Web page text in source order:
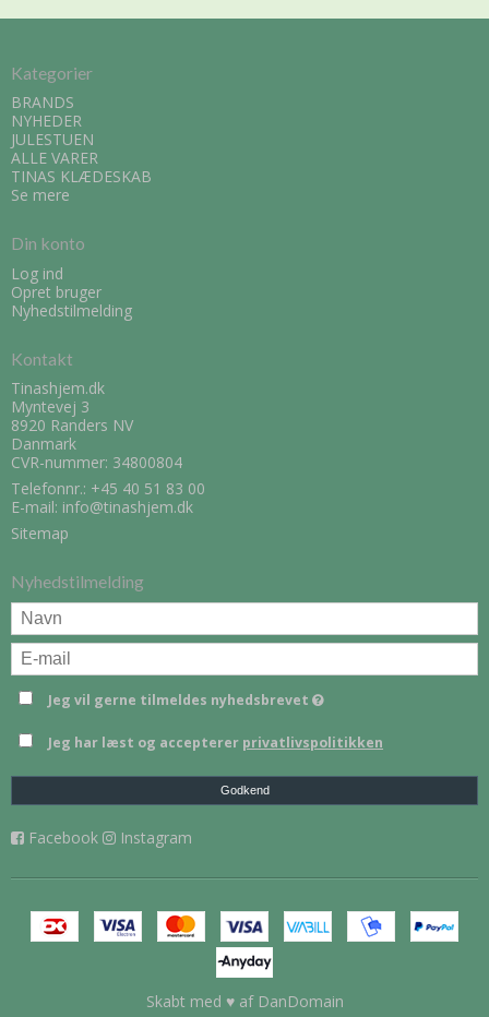
Kategorier
BRANDS
NYHEDER
JULESTUEN
ALLE VARER
TINAS KLÆDESKAB
Se mere
Din konto
Log ind
Opret bruger
Nyhedstilmelding
Kontakt
Tinashjem.dk
Myntevej 3
8920 Randers NV
Danmark
CVR-nummer: 34800804
Telefonnr.: +45 40 51 83 00
E-mail: info@tinashjem.dk
Sitemap
Nyhedstilmelding
Jeg vil gerne tilmeldes nyhedsbrevet
Jeg har læst og accepterer privatlivspolitikken
Godkend
Facebook Instagram
Skabt med ♥ af DanDomain